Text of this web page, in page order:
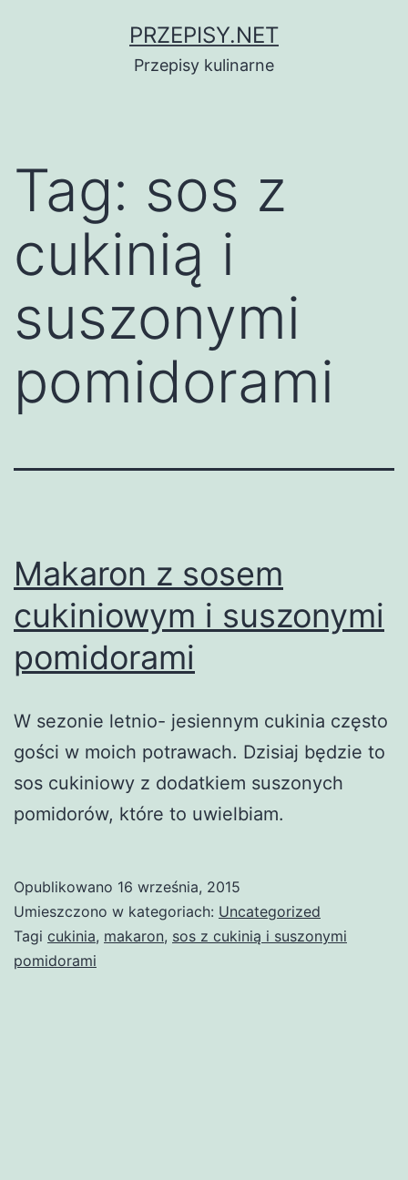
PRZEPISY.NET
Przepisy kulinarne
Tag: sos z
cukinią i
suszonymi
pomidorami
Makaron z sosem
cukiniowym i suszonymi
pomidorami
W sezonie letnio- jesiennym cukinia często
gości w moich potrawach. Dzisiaj będzie to
sos cukiniowy z dodatkiem suszonych
pomidorów, które to uwielbiam.
Opublikowano 16 września, 2015
Umieszczono w kategoriach: Uncategorized
Tagi cukinia, makaron, sos z cukinią i suszonymi
pomidorami